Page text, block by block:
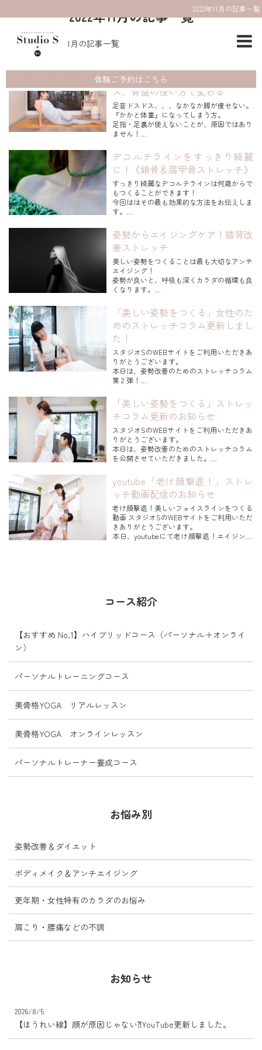
2022年11月の記事一覧
体験ご予約はこちら
2022年11月の記事一覧
HOME 2022年11月の記事一覧
【脚痩せストレッチ】足音ドスド
ス、骨盤の使い方で変わる
足音ドスドス、、、なかなか脚が痩せない。
『かかと体重』になってしまう方。
足指・足裏が使えないことが、原因ではあり
ません！
Studio S 国立
パーソナルトレーナーの曽根田忍 です。
その原因は『骨格の歪み！』
これにより、
骨盤や腰などカラダの後面に
体重が乗りやすい
...
デコルテラインをすっきり綺麗
に！《鎖骨＆肩甲骨ストレッチ》
すっきり綺麗なデコルテラインは何歳からで
もつくることができます！
今回ははその最も効果的な方法をお伝えしま
す。
綺麗なデコルテを目指すために、リンパマッ
サージや筋トレがありますが、コリをほぐし
リンパの通り道を開けても。筋トレで胸鎖乳
突筋を鍛えても。鎖骨に肩甲骨、胸骨の位置
が歪み姿勢が悪いとすぐ元...
姿勢からエイジングケア！猫背改
善ストレッチ
美しい姿勢をつくることは最も大切なアンチ
エイジング！
姿勢が良いと、呼吸も深くカラダの循環も良
くなります。
健康で綺麗なカラダを維持するためにも欠か
せない要素。
今回は、誰も教えてくれない《3秒で姿勢が
変わる！》姿勢づくりのポイント。
そして、お休み前にもできる。姿勢改善スト
レッチをご紹介します。 ...
「美しい姿勢をつくる」女性のた
めのストレッチコラム更新しまし
た！
スタジオSのWEBサイトをご利用いただきあ
りがとうございます。
本日は、姿勢改善のためのストレッチコラム
第２弾！
美しいデコルテライン＆背中をつくるストレ
ッチを
動画で丁寧にお伝えしています。
肩こりの方にも是非～♪
コラムは、下記のリンクから
または、ストレッチコラムページからもご覧
↓↓...
「美しい姿勢をつくる」ストレッ
チコラム更新のお知らせ
スタジオSのWEBサイトをご利用いただきあ
りがとうございます。
本日は、姿勢改善のためのストレッチコラム
を公開させていただきました。
ケアのポイントとレッスン動画も公開してお
ります。
猫背が気になる方
脚の冷えやむくみが気になる方にも是非！
コラムは、下記の...
youtube「老け顔撃退！」ストレ
ッチ動画配信のお知らせ
老け顔撃退！美しいフェイスラインをつくる
動画 スタジオSのWEBサイトをご利用いただ
きありがとうございます。
本日、youtubeにて老け顔撃退！エイジング
コース紹介
【おすすめ No.1】ハイブリッドコース（パーソナル＋オンライ
ン）
パーソナルトレーニングコース
美骨格YOGA リアルレッスン
美骨格YOGA オンラインレッスン
パーソナルトレーナー養成コース
お悩み別
姿勢改善＆ダイエット
ボディメイク＆アンチエイジング
更年期・女性特有のカラダのお悩み
肩こり・腰痛などの不調
お知らせ
2026/8/5
【ほうれい線】顔が原因じゃない⁈YouTube更新しました。